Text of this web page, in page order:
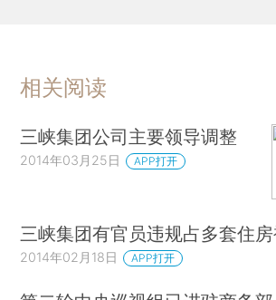
相关阅读
三峡集团公司主要领导调整
2014年03月25日 APP打开
三峡集团有官员违规占多套住
2014年02月18日 APP打开